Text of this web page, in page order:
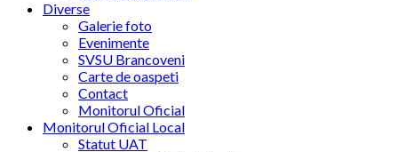
Diverse
Galerie foto
Evenimente
SVSU Brancoveni
Carte de oaspeti
Contact
Monitorul Oficial
Monitorul Oficial Local
Statut UAT